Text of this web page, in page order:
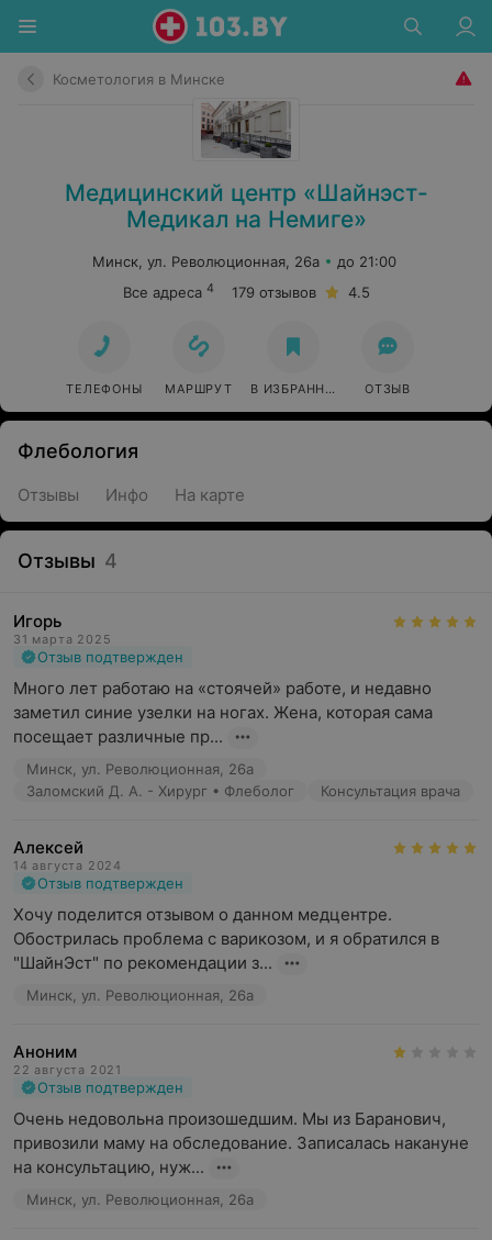
Косметология в Минске
Медицинский центр «Шайнэст-
Медикал на Немиге»
Минск, ул. Революционная, 26а
до 21:00
Все адреса 4 179 отзывов 4.5
ТЕЛЕФОНЫ МАРШРУТ В ИЗБРАННОЕ ОТЗЫВ
Флебология
Отзывы Инфо На карте
Отзывы 4
Игорь
31 марта 2025
Отзыв подтвержден
Много лет работаю на «стоячей» работе, и недавно
заметил синие узелки на ногах. Жена, которая сама
посещает различные пр...
Минск, ул. Революционная, 26а
Заломский Д. А. - Хирург • Флеболог
Консультация врача
Алексей
14 августа 2024
Отзыв подтвержден
Хочу поделится отзывом о данном медцентре.
Обострилась проблема с варикозом, и я обратился в
"ШайнЭст" по рекомендации з...
Минск, ул. Революционная, 26а
Аноним
22 августа 2021
Отзыв подтвержден
Очень недовольна произошедшим. Мы из Баранович,
привозили маму на обследование. Записалась накануне
на консультацию, нуж...
Минск, ул. Революционная, 26а